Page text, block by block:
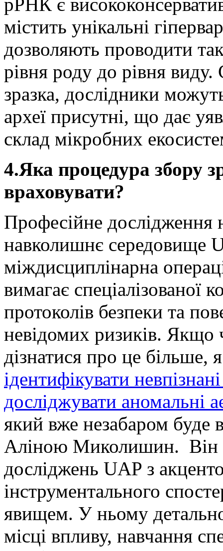
містить унікальні
дозволяють проводити
рівня роду до рівня
зразка, дослідники
археї присутні, що дає
склад мікробних
4.Яка процедура збору
враховувати?
Професійне дослідження
навколишнє середовище
міждисциплінарна
вимагає спеціалізованої
протоколів безпеки та
невідомих ризиків. Якщо
дізнатися про це
ідентифікувати
досліджувати аномальні
який вже незабаром буде
Аліною Миколишин. Він
досліджень UAP з
інструментального
явищем. У ньому
місці впливу, навчання